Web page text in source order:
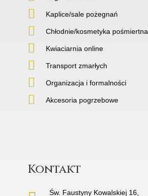
Kaplice/sale pożegnań
Chłodnie/kosmetyka pośmiertna
Kwiaciarnia online
Transport zmarłych
Organizacja i formalności
Akcesoria pogrzebowe
Kontakt
Św. Faustyny Kowalskiej 16,